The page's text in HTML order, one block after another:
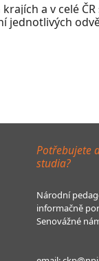
a v celé
jednotlivých
Potřebujete
studia?
Národní
informačně
Senovážné